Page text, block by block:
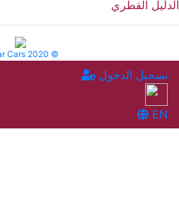
الدليل القطري
Cars 2020 ©
تسجيل الدخول
EN